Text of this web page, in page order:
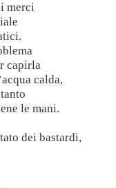
merci
capirla
calda,
le mani.
dei bastardi,